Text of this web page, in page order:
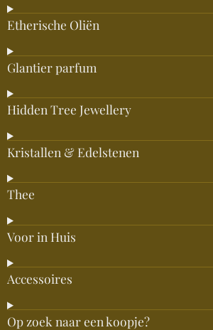
Etherische Oliën
Glantier parfum
Hidden Tree Jewellery
Kristallen & Edelstenen
Thee
Voor in Huis
Accessoires
Op zoek naar een koopje?